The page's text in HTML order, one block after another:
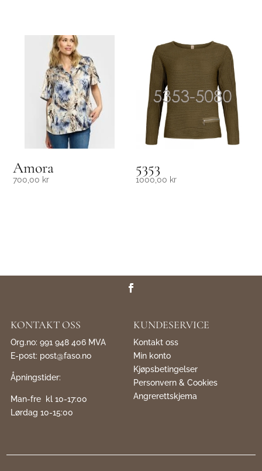
Amora
700,00 kr
5353
1000,00 kr
KONTAKT OSS
Org.no: 991 948 406 MVA
E-post: post@faso.no
Åpningstider:
Man-fre kl 10-17:00
Lørdag 10-15:00
KUNDESERVICE
Kontakt oss
Min konto
Kjøpsbetingelser
Personvern & Cookies
Angrerettskjema